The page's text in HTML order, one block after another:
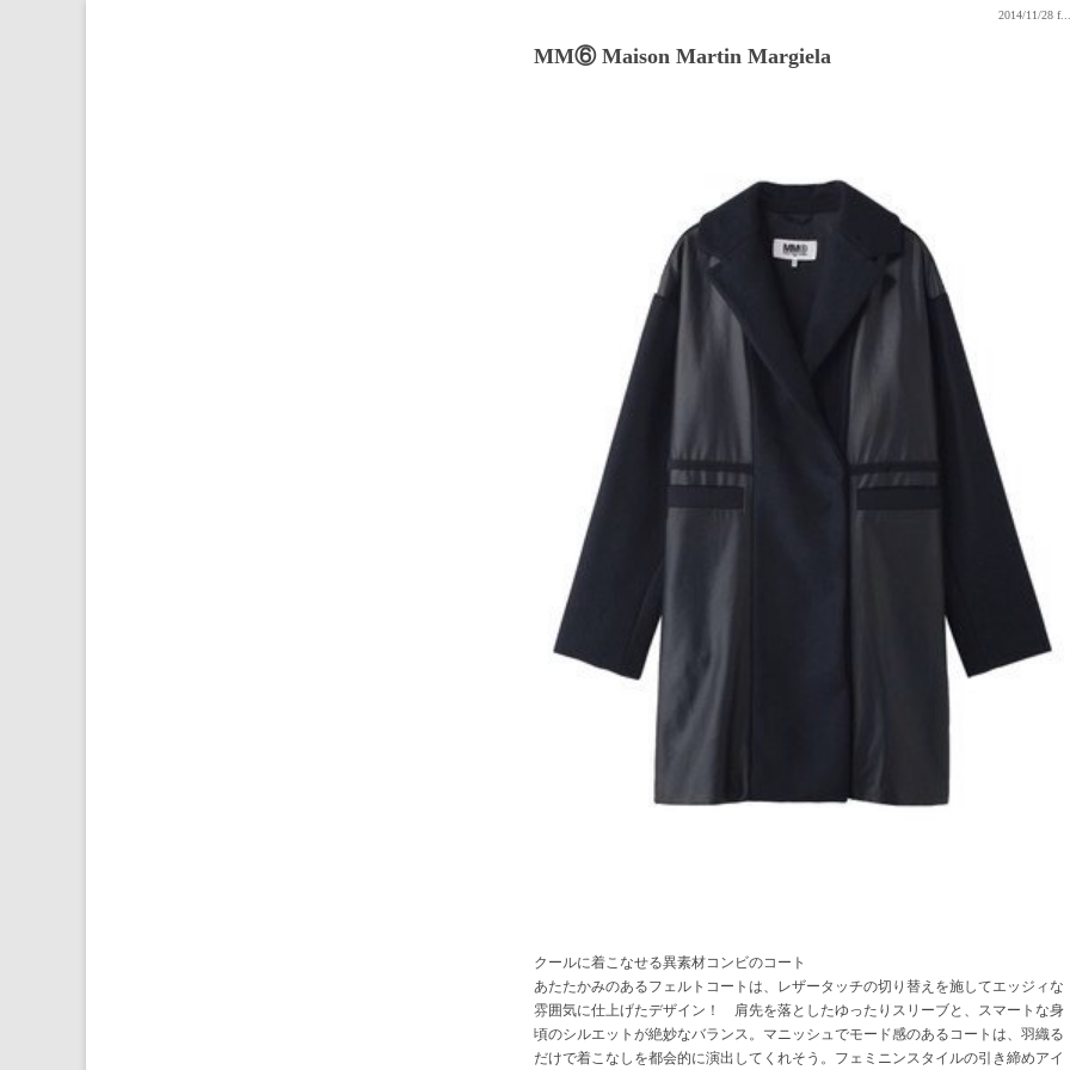
2014/11/28 f...
MM⑥ Maison Martin Margiela
クールに着こなせる異素材コンビのコート
あたたかみのあるフェルトコートは、レザータッチの切り替えを施してエッジィな
雰囲気に仕上げたデザイン！ 肩先を落としたゆったりスリーブと、スマートな身
頃のシルエットが絶妙なバランス。マニッシュでモード感のあるコートは、羽織る
だけで着こなしを都会的に演出してくれそう。フェミニンスタイルの引き締めアイ